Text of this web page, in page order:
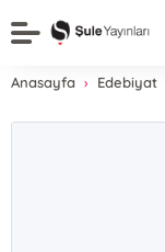
Anasayfa Edebiyat